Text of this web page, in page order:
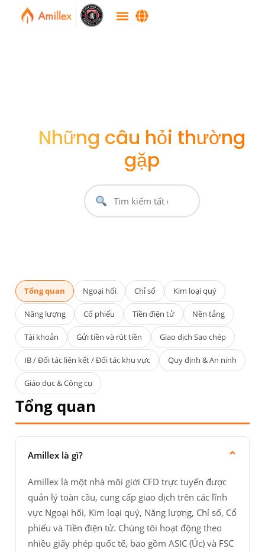
Những câu hỏi thường
gặp
Tổng quan Ngoại hối Chỉ số Kim loại quý
Năng lượng Cổ phiếu Tiền điện tử Nền tảng
Tài khoản Gửi tiền và rút tiền Giao dịch Sao chép
IB / Đối tác liên kết / Đối tác khu vực Quy định & An ninh
Giáo dục & Công cụ
Tổng quan
Amillex là gì? ⌄
Amillex là một nhà môi giới CFD trực tuyến được
quản lý toàn cầu, cung cấp giao dịch trên các lĩnh
vực Ngoại hối, Kim loại quý, Năng lượng, Chỉ số, Cổ
phiếu và Tiền điện tử. Chúng tôi hoạt động theo
nhiều giấy phép quốc tế, bao gồm ASIC (Úc) và FSC